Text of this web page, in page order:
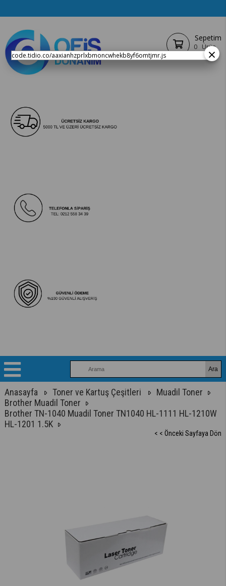
Sepetim
0 Ürün
Anasayfa Toner ve Kartuş Çeşitleri
Muadil Toner
Brother Muadil Toner
Brother TN-1040 Muadil Toner TN1040 HL-1111 HL-1210W
HL-1201 1.5K
< < Önceki Sayfaya Dön
×
code.tidio.co/aaxianhzprlxbmoncwhekb8yf6omtjmr.js